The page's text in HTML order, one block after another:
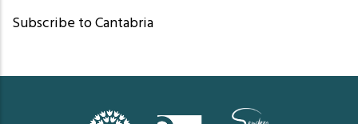
Subscribe to Cantabria